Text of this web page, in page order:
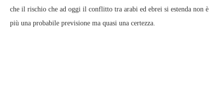
che il rischio che ad oggi il conflitto tra arabi ed ebrei si estenda non è
più una probabile previsione ma quasi una certezza.